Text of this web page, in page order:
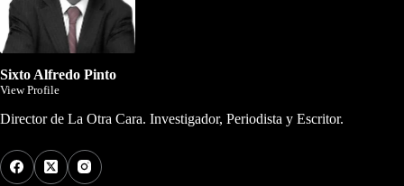
Sixto Alfredo Pinto
View Profile
Director de La Otra Cara. Investigador, Periodista y Escritor.